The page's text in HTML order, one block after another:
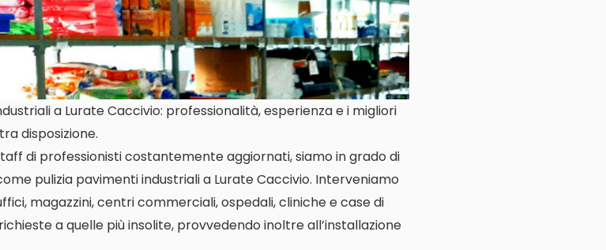
a Lurate Caccivio: professionalità, esperienza e i migliori
disposizione.
di professionisti costantemente aggiornati, siamo in grado di
pulizia pavimenti industriali a Lurate Caccivio. Interveniamo
magazzini, centri commerciali, ospedali, cliniche e case di
a quelle più insolite, provvedendo inoltre all’installazione